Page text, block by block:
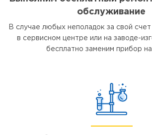
обслуживание
В случае любых неполадок за свой
в сервисном центре или на заводе-
бесплатно заменим прибор на